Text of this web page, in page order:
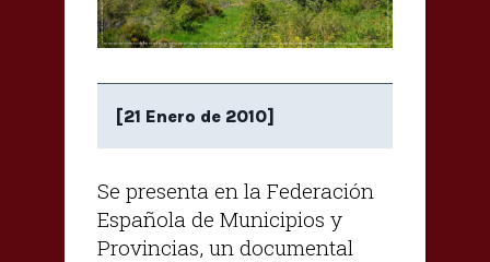
[21 Enero de 2010]
Se presenta en la Federación
Española de Municipios y
Provincias, un documental